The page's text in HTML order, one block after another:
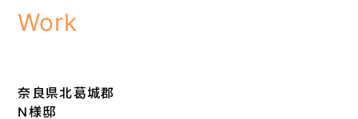
Work
奈良県北葛城郡
N様邸